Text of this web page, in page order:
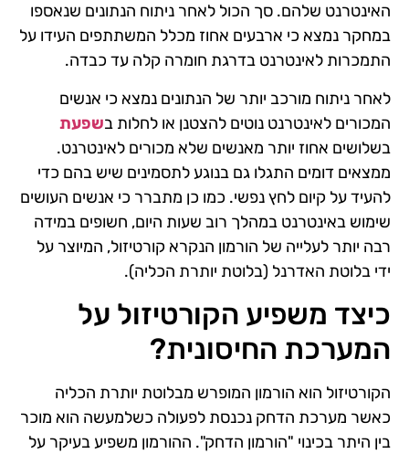
האינטרנט שלהם. סך הכול לאחר ניתוח הנתונים שנאספו
במחקר נמצא כי ארבעים אחוז מכלל המשתתפים העידו על
התמכרות לאינטרנט בדרגת חומרה קלה עד כבדה.
לאחר ניתוח מורכב יותר של הנתונים נמצא כי אנשים
המכורים לאינטרנט נוטים להצטנן או לחלות בשפעת
בשלושים אחוז יותר מאנשים שלא מכורים לאינטרנט.
ממצאים דומים התגלו גם בנוגע לתסמינים שיש בהם כדי
להעיד על קיום לחץ נפשי. כמו כן מתברר כי אנשים העושים
שימוש באינטרנט במהלך רוב שעות היום, חשופים במידה
רבה יותר לעלייה של הורמון הנקרא קורטיזול, המיוצר על
ידי בלוטת האדרנל (בלוטת יותרת הכליה).
כיצד משפיע הקורטיזול על
המערכת החיסונית?
הקורטיזול הוא הורמון המופרש מבלוטת יותרת הכליה
כאשר מערכת הדחק נכנסת לפעולה כשלמעשה הוא מוכר
בין היתר בכינוי "הורמון הדחק". ההורמון משפיע בעיקר על